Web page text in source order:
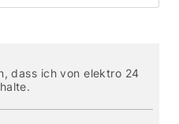
dass ich von elektro 24